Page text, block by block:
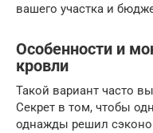
вашего участка и
Особенности и
кровли
Такой вариант часто
Секрет в том, чтобы
однажды решил